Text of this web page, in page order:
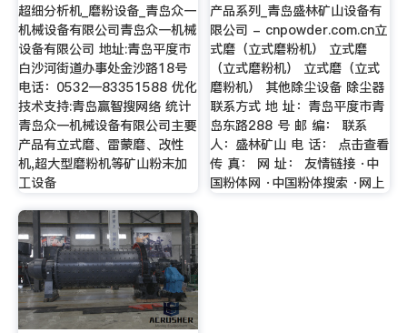
超细分析机_磨粉设备_青岛众一
机械设备有限公司青岛众一机械
设备有限公司 地址:青岛平度市
白沙河街道办事处金沙路18号
电话：0532—83351588 优化
技术支持:青岛赢智搜网络 统计
青岛众一机械设备有限公司主要
产品有立式磨、雷蒙磨、改性
机,超大型磨粉机等矿山粉末加
工设备
产品系列_青岛盛林矿山设备有
限公司 - cnpowder.com.cn立
式磨（立式磨粉机） 立式磨
（立式磨粉机） 立式磨（立式
磨粉机） 其他除尘设备 除尘器
联系方式 地 址：青岛平度市青
岛东路288 号 邮 编： 联系
人：盛林矿山 电 话： 点击查看
传 真： 网 址： 友情链接 ·中
国粉体网 ·中国粉体搜索 ·网上